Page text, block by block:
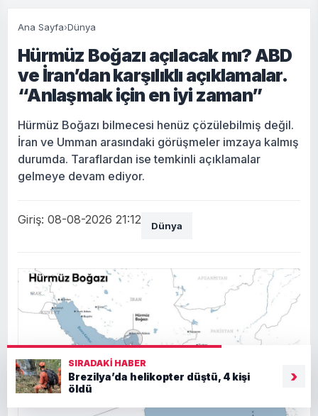
Ana Sayfa›Dünya
Hürmüz Boğazı açılacak mı? ABD
ve İran’dan karşılıklı açıklamalar.
“Anlaşmak için en iyi zaman”
Hürmüz Boğazı bilmecesi henüz çözülebilmiş değil.
İran ve Umman arasındaki görüşmeler imzaya kalmış
durumda. Taraflardan ise temkinli açıklamalar
gelmeye devam ediyor.
Giriş: 08-08-2026 21:12 Dünya
SIRADAKI HABER
Brezilya’da helikopter düştü, 4 kişi
öldü
›